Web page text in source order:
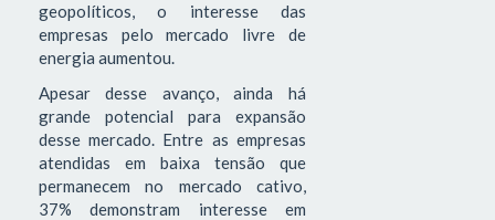
geopolíticos, o interesse das
empresas pelo mercado livre de
energia aumentou.
Apesar desse avanço, ainda há
grande potencial para expansão
desse mercado. Entre as empresas
atendidas em baixa tensão que
permanecem no mercado cativo,
37% demonstram interesse em